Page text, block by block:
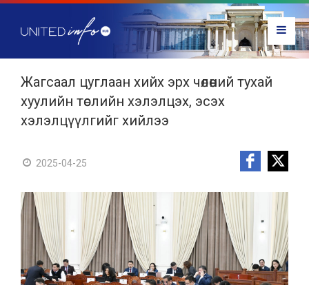
Жагсаал цуглаан хийх эрх чөлөөний тухай
хуулийн төслийн хэлэлцэх, эсэх
хэлэлцүүлгийг хийлээ
2025-04-25